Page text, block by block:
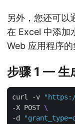
另外，您还可以
在 Excel 中添加
Web 应用程序的
步骤 1 — 生
curl -v
-X POST
-d